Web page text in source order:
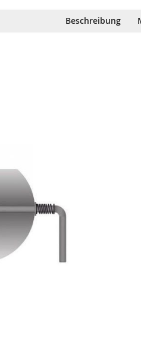
Beschreibung